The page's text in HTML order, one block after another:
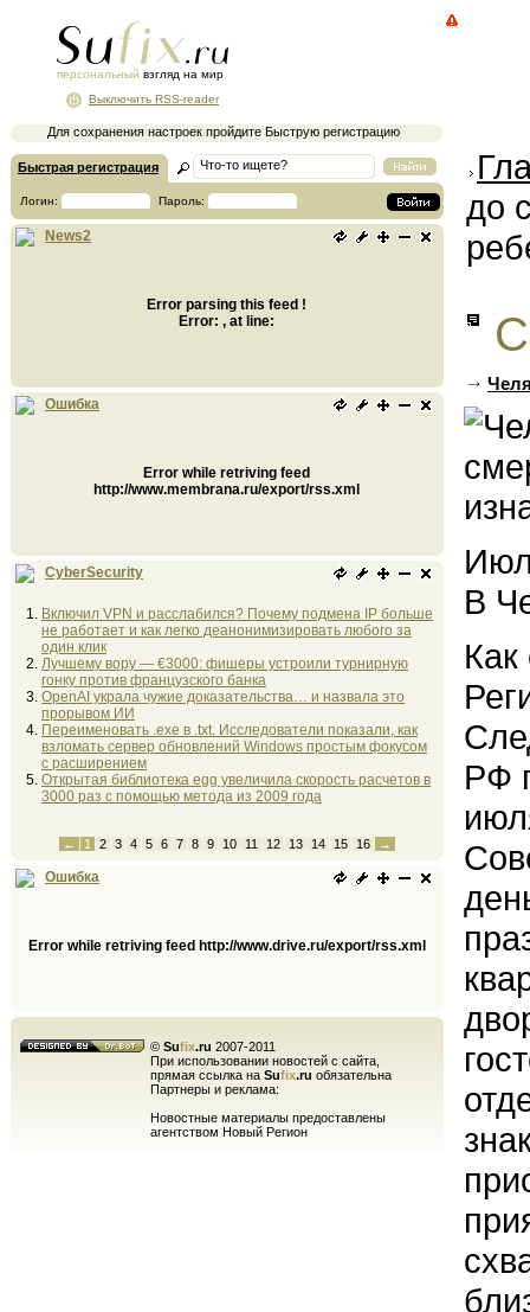
персональный взгляд на мир
Для сохранения настроек пройдите Быструю регистрацию
Выключить RSS-reader
Быстрая регистрация
Логин: Пароль:
News2
Error parsing this feed !
Error: , at line:
Ошибка
Error while retriving feed
http://www.membrana.ru/export/rss.xml
CyberSecurity
Включил VPN и расслабился? Почему подмена IP больше
не работает и как легко деанонимизировать любого за
один клик
Лучшему вору — €3000: фишеры устроили турнирную
гонку против французского банка
OpenAI украла чужие доказательства… и назвала это
прорывом ИИ
Переименовать .exe в .txt. Исследователи показали, как
взломать сервер обновлений Windows простым фокусом
с расширением
Открытая библиотека egg увеличила скорость расчетов в
3000 раз с помощью метода из 2009 года
← 1 2 3 4 5 6 7 8 9 10 11 12 13 14 15 16 →
Ошибка
Error while retriving feed http://www.drive.ru/export/rss.xml
© Sufix.ru 2007-2011
При использовании новостей с сайта,
прямая ссылка на Sufix.ru обязательна
Партнеры и реклама:
Новостные материалы предоставлены
агентством Новый Регион
до
В
РФ